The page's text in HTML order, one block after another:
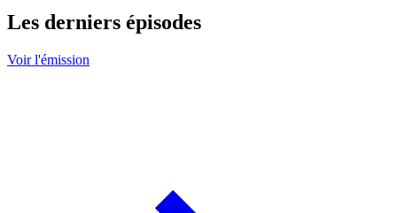
Les derniers épisodes
Voir l'émission